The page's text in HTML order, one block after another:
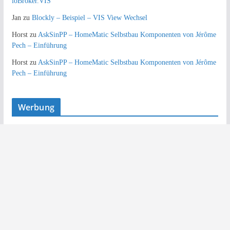
Janzu Blockly – Beispiel – VIS View Wechsel
Horstzu AskSinPP – HomeMatic Selbstbau Komponenten von Jérôme
Pech – Einführung
Horstzu AskSinPP – HomeMatic Selbstbau Komponenten von Jérôme
Pech – Einführung
Werbung